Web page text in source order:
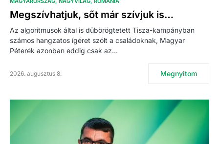
Megszívhatjuk, sőt már szívjuk is…
Az algoritmusok által is dübörögtetett Tisza-kampányban
számos hangzatos ígéret szólt a családoknak, Magyar
Péterék azonban eddig csak az…
2026. augusztus 8. Megnyitom